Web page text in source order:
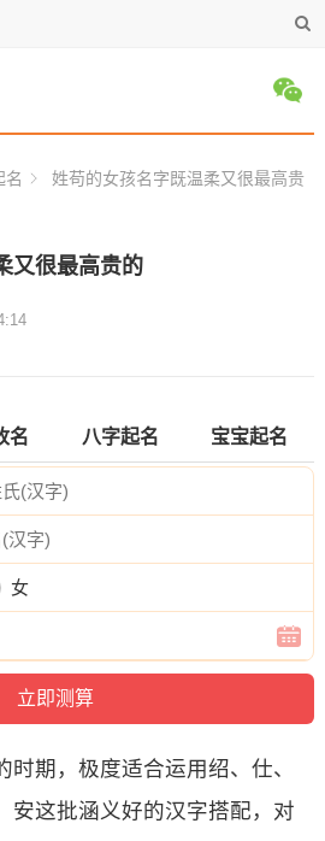
名
姓苟的女孩名字既温柔又很最高贵
又很最高贵的
名 八字起名 宝宝起名
女
期，极度适合运用绍、仕、
安这批涵义好的汉字搭配，对